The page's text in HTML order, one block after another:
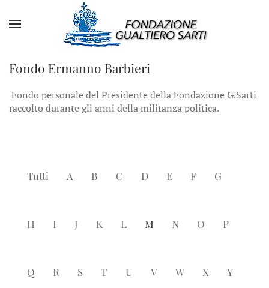
Fondo Ermanno Barbieri
Fondo personale del Presidente della Fondazione G.Sarti
raccolto durante gli anni della militanza politica.
Tutti A B C D E F G
H I J K L M N O P
Q R S T U V W X Y